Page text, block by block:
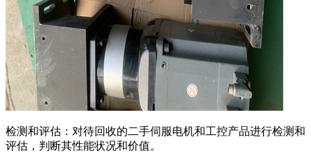
检测和评估：对待回收的二手伺服电机和工控产品进行检测和
评估，判断其性能状况和价值。